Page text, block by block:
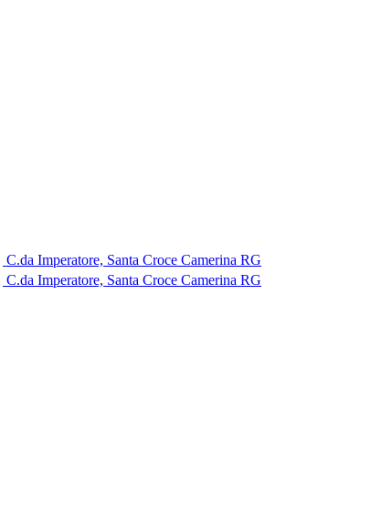
C.da Imperatore, Santa Croce Camerina RG
C.da Imperatore, Santa Croce Camerina RG